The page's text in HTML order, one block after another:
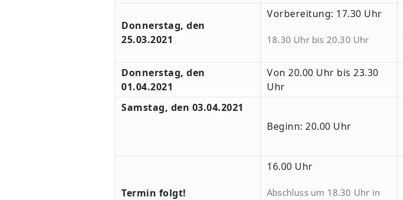
Donnerstag, den
25.03.2021
Vorbereitung: 17.30 Uhr
18.30 Uhr bis 20.30 Uhr
Donnerstag, den
01.04.2021
Von 20.00 Uhr bis 23.30
Uhr
Samstag, den 03.04.2021
Beginn: 20.00 Uhr
Termin folgt!
16.00 Uhr
Abschluss um 18.30 Uhr in